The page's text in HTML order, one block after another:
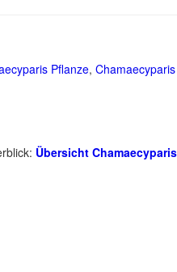
Pflanze,
Übersicht